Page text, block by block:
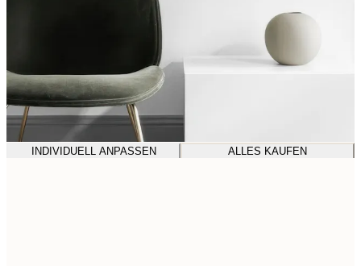
INDIVIDUELL ANPASSEN ALLES KAUFEN